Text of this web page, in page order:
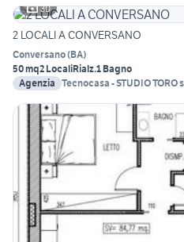
30
2 LOCALI A CONVERSANO
Conversano(BA)
50 mq2 LocaliRialz.1 Bagno
Agenzia Tecnocasa - STUDIO TORO